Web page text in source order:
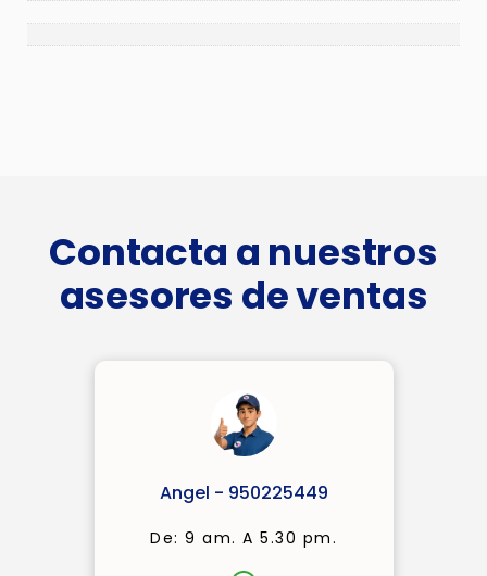
Contacta a nuestros
asesores de ventas
Angel - 950225449
De: 9 am. A 5.30 pm.